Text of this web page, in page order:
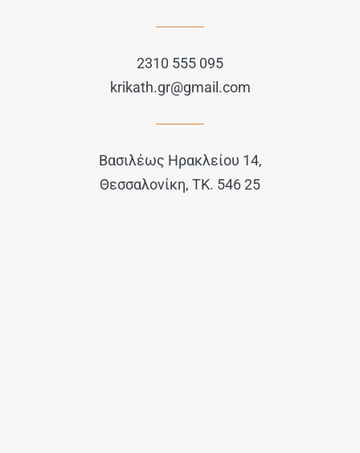
2310 555 095
krikath.gr@gmail.com
Βασιλέως Ηρακλείου 14,
Θεσσαλονίκη, ΤΚ. 546 25